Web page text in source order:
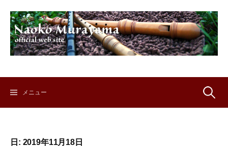
プ
メニュー 検
日: 2019年11月18日